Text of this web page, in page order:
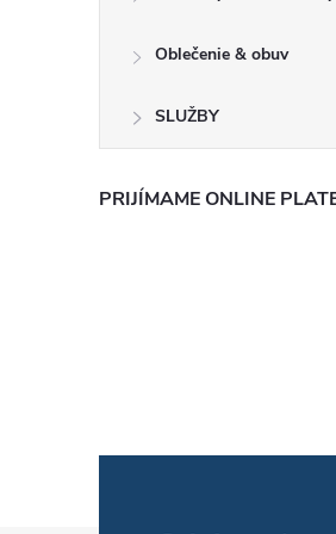
Oblečenie & obuv
SLUŽBY
PRIJÍMAME ONLINE